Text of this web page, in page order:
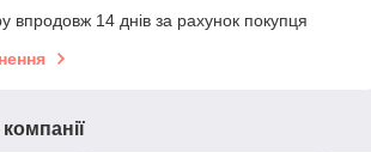
впродовж 14 днів за рахунок покупця